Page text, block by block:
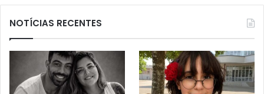
NOTÍCIAS RECENTES